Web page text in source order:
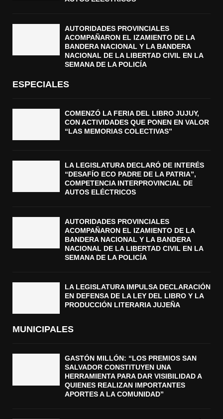
AUTORIDADES PROVINCIALES
ACOMPAÑARON EL IZAMIENTO DE LA
BANDERA NACIONAL Y LA BANDERA
NACIONAL DE LA LIBERTAD CIVIL EN LA
SEMANA DE LA POLICÍA
ESPECIALES
COMENZÓ LA FERIA DEL LIBRO JUJUY,
CON ACTIVIDADES QUE PONEN EN VALOR
“LAS MEMORIAS COLECTIVAS”
LA LEGISLATURA DECLARÓ DE INTERÉS
“DESAFÍO ECO PADRE DE LA PATRIA”,
COMPETENCIA INTERPROVINCIAL DE
AUTOS ELÉCTRICOS
AUTORIDADES PROVINCIALES
ACOMPAÑARON EL IZAMIENTO DE LA
BANDERA NACIONAL Y LA BANDERA
NACIONAL DE LA LIBERTAD CIVIL EN LA
SEMANA DE LA POLICÍA
LA LEGISLATURA IMPULSA DECLARACIÓN
EN DEFENSA DE LA LEY DEL LIBRO Y LA
PRODUCCIÓN LITERARIA JUJEÑA
MUNICIPALES
GASTÓN MILLÓN: “LOS PREMIOS SAN
SALVADOR CONSTITUYEN UNA
HERRAMIENTA PARA DAR VISIBILIDAD A
QUIENES REALIZAN IMPORTANTES
APORTES A LA COMUNIDAD”